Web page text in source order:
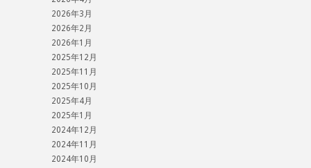
2026年3月
2026年2月
2026年1月
2025年12月
2025年11月
2025年10月
2025年4月
2025年1月
2024年12月
2024年11月
2024年10月